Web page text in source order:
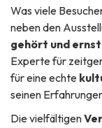
Was viele
neben den
gehört und
Experte für
für eine echte
seinen
Die vielfältigen